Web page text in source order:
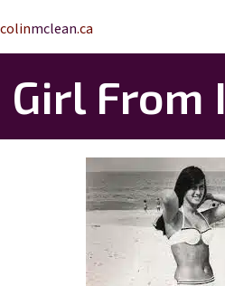
colinmclean.ca
Girl From